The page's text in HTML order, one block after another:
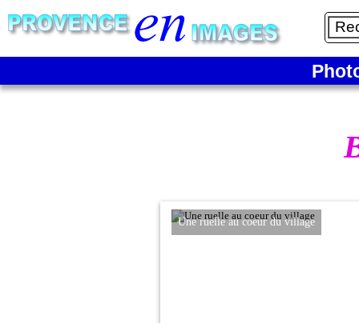
Une ruelle au coeur du village